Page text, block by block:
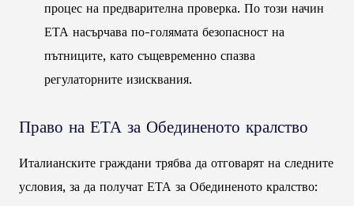
процес на предварителна проверка. По този начин
ЕТА насърчава по-голямата безопасност на
пътниците, като същевременно спазва
регулаторните изисквания.
Право на ЕТА за Обединеното кралство
Италианските граждани трябва да отговарят на следните
условия, за да получат ЕТА за Обединеното кралство: